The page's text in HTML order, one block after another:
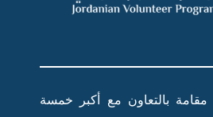
بالتعاون مع أكبر خمسة